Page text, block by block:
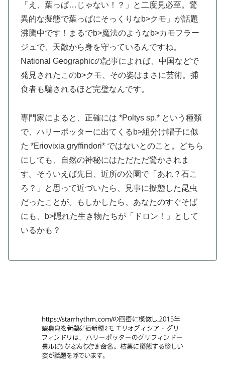
「え、葉っぱ…じゃない！？」と二度見必至。驚
異的な擬態で葉っぱにそっくりなb>クモ」が話題
沸騰中です！まるでb>魔法のようなb>カモフラー
ジュで、天敵から身を守っているんですね。
National Geographicの記事によれば、中国などで
発見されたこのb>クモ、その姿はまさに芸術。捕
食者も騙されるほど完璧なんです。
専門家によると、正確には *Poltys sp.* という種類
で、ハリーポッターに出てくるb>組分け帽子に似
た *Eriovixia gryffindori* ではないとのこと。どちら
にしても、自然の神秘にはただただ驚かされま
す。そういえば先日、近所の公園で「あれ？石こ
ろ？」と思って近づいたら、見事に擬態した昆虫
だったことが。もしかしたら、あなたのすぐそば
にも、b>隠れた生き物たちが「ドロン！」として
いるかも？